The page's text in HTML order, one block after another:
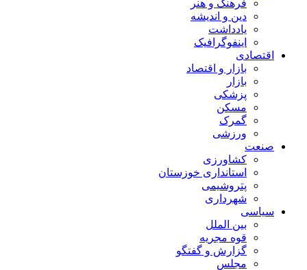
فرهنگ و هنر
دین و اندیشه
یادداشت
اینفوگرافیک
اقتصادی
بازار و اقتصاد
بازار
پزشکی
مسکن
گمرک
ورزشی
صنعت
کشاورزی
استانداری خوزستان
پتروشیمی
شهرداری
سیاسی
بین الملل
قوه مجریه
گزارش و گفتگو
مجلس